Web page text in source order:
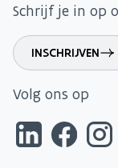
Schrijf je in op
INSCHRIJVEN
Volg ons op